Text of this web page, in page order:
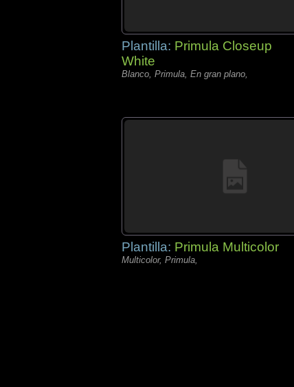
Plantilla: Primula Closeup
White
Blanco, Primula, En gran plano,
Plantilla: Primula Multicolor
Multicolor, Primula,